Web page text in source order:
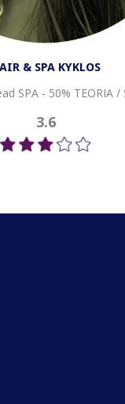
& SPA KYKLOS
SPA - 50% TEORIA /
3.6